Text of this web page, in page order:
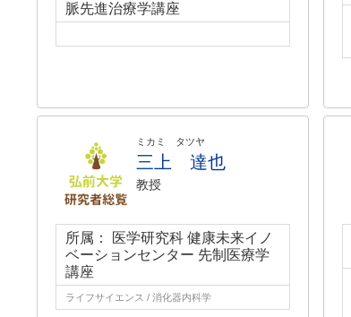
脈先進治療学講座
ミカミ タツヤ
三上 達也
教授
所属： 医学研究科 健康未来イノ
ベーションセンター 先制医療学
講座
ライフサイエンス / 消化器内科学